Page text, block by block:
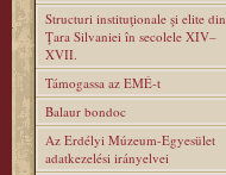
Structuri instituţionale şi elite din
Ţara Silvaniei în secolele XIV–
XVII.
Támogassa az EMÉ-t
Balaur bondoc
Az Erdélyi Múzeum-Egyesület
adatkezelési irányelvei